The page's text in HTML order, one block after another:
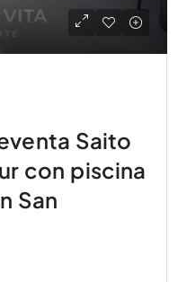
Saito
con piscina
San